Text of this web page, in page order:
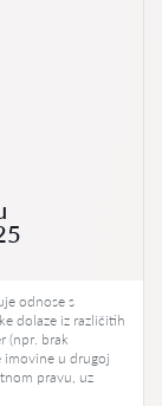
odnose s
dolaze iz različitih
(npr. brak
imovine u drugoj
pravu, uz